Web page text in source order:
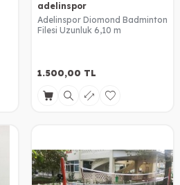
adelinspor
Adelinspor Diomond Badminton
Filesi Uzunluk 6,10 m
1.500,00 TL